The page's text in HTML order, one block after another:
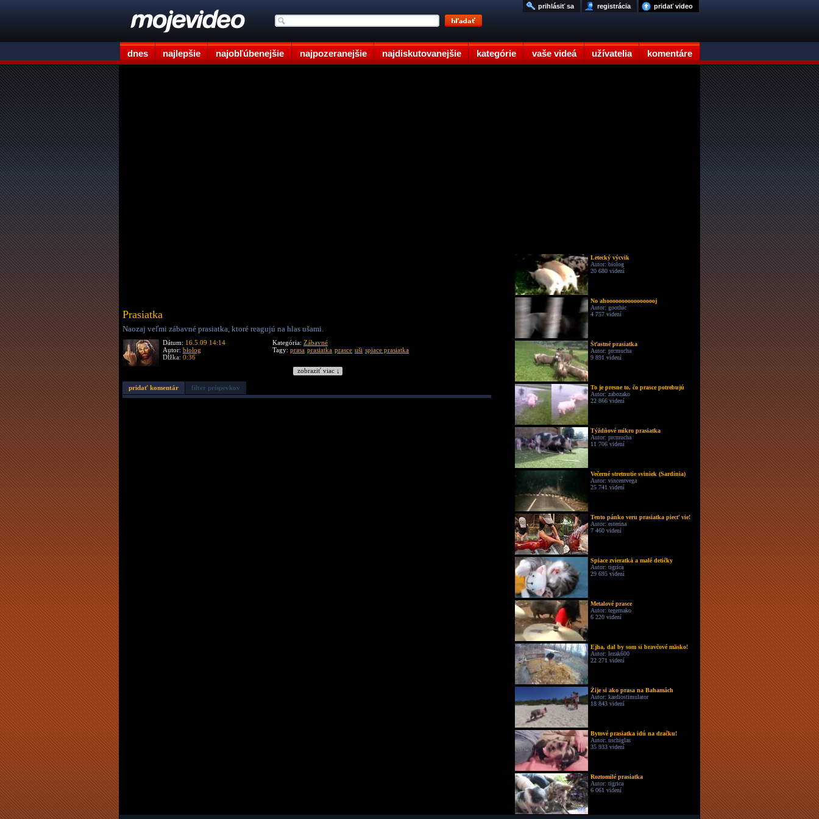
dnes najlepšie najobľúbenejšie najpozeranejšie najdiskutovanejšie kategórie vaše videá užívatelia komentáre
pridať video
registrácia
prihlásiť sa
Prasiatka
Naozaj veľmi zábavné prasiatka, ktoré reagujú na hlas ušami.
Dátum: 16.5.09 14:14
Autor: biolog
Dĺžka: 0:36
Kategória: Zábavné
Tagy: prasa prasiatka prasce uši spiace prasiatka
zobraziť viac ↓
pridať komentár filter príspevkov
Letecký výcvik
Autor: biolog
20 680 videní
No ahooooooooooooooooj
Autor: goothic
4 757 videní
Šťastné prasiatka
Autor: prcmucha
9 891 videní
To je presne to, čo prasce potrebujú
Autor: zabozako
22 866 videní
Týždňové mikro prasiatka
Autor: prcmucha
11 706 videní
Večerné stretnutie sviniek (Sardínia)
Autor: vincentvega
25 741 videní
Tento pánko veru prasiatka piecť vie!
Autor: esterina
7 460 videní
Spiace zvieratká a malé detičky
Autor: tigrica
29 695 videní
Metalové prasce
Autor: tegernako
6 220 videní
Ejha, dal by som si bravčové mäsko!
Autor: lezak600
22 271 videní
Žije si ako prasa na Bahamách
Autor: kardiostimulator
18 843 videní
Bytové prasiatka idú na dračku!
Autor: uschiglas
35 933 videní
Roztomilé prasiatka
Autor: tigrica
6 061 videní